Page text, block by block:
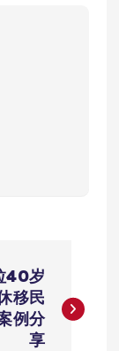
40岁
移民
例分
享